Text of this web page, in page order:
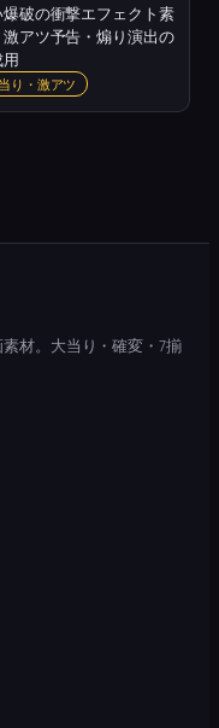
破の衝撃エフェクト素
アツ予告・煽り演出の
り・激アツ
材。大当り・確変・7揃